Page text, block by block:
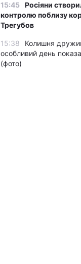
15:45 Росіяни
контролю поблизу
Трегубов
15:38
Колишня
особливий день
(фото)